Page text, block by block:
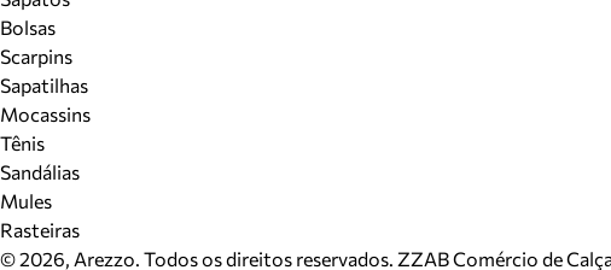
Bolsas
Scarpins
Sapatilhas
Mocassins
Tênis
Sandálias
Mules
Rasteiras
©2026, Arezzo. Todos os direitos reservados. ZZAB Comércio de